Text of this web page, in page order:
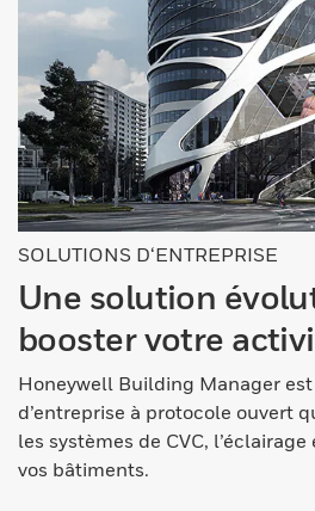
SOLUTIONS D‘ENTREPRISE
Une solution
booster votre
Honeywell Building Manager
d’entreprise à protocole ouvert
les systèmes de CVC,
vos bâtiments.